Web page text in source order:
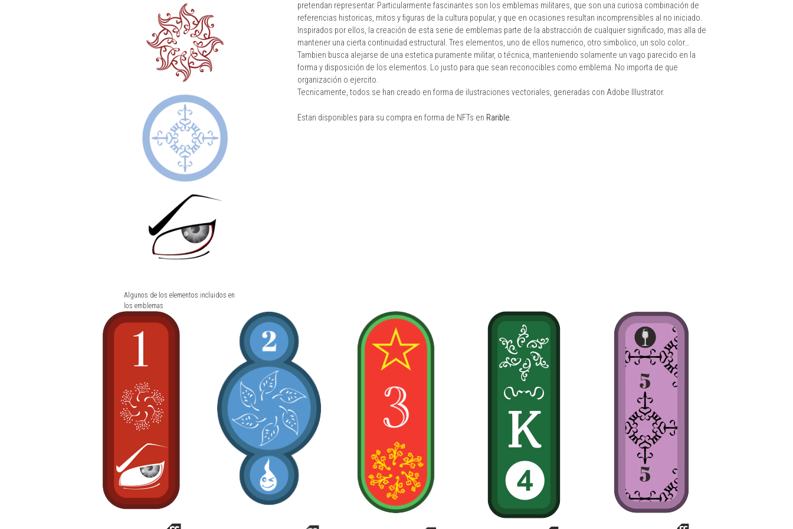
Algunos de los elementos incluidos en
los emblemas
pretendan representar. Particularmente fascinantes son los emblemas militares, que son una curiosa combinación de
referencias historicas, mitos y figuras de la cultura popular, y que en ocasiones resultan incomprensibles al no iniciado.
Inspirados por ellos, la creación de esta serie de emblemas parte de la abstracción de cualquier significado, mas alla de
mantener una cierta continuidad estructural. Tres elementos, uno de ellos numerico, otro simbolico, un solo color…
Tambien busca alejarse de una estetica puramente militar, o técnica, manteniendo solamente un vago parecido en la
forma y disposición de los elementos. Lo justo para que sean reconocibles como emblema. No importa de que
organización o ejercito.
Tecnicamente, todos se han creado en forma de ilustraciones vectoriales, generadas con Adobe Illustrator.
Estan disponibles para su compra en forma de NFTs en Rarible.